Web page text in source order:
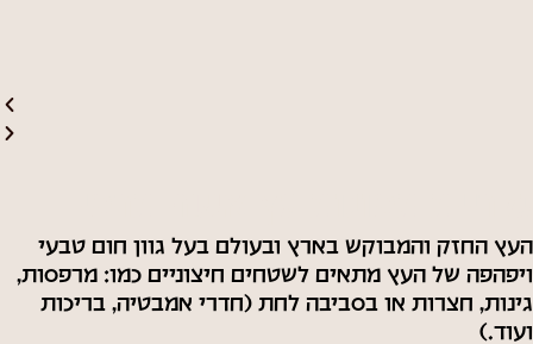
העץ החזק והמבוקש בארץ ובעולם בעל גוון חום טבעי
ויפהפה של העץ מתאים לשטחים חיצוניים כמו: מרפסות,
גינות, חצרות או בסביבה לחת (חדרי אמבטיה, בריכות
ועוד.)